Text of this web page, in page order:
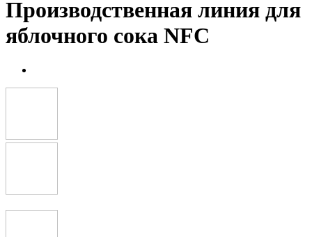
Производственная линия для
яблочного сока NFC